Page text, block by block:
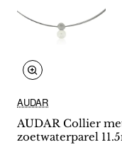
AUDAR
AUDAR Collier
zoetwaterparel